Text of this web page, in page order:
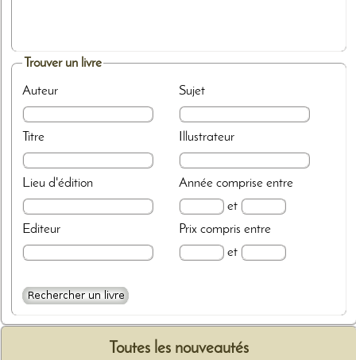
Trouver un livre
Auteur
Titre
Lieu d'édition
Editeur
Sujet
Illustrateur
Annéecomprise entre
et
Prixcompris entre
et
Toutes les nouveautés